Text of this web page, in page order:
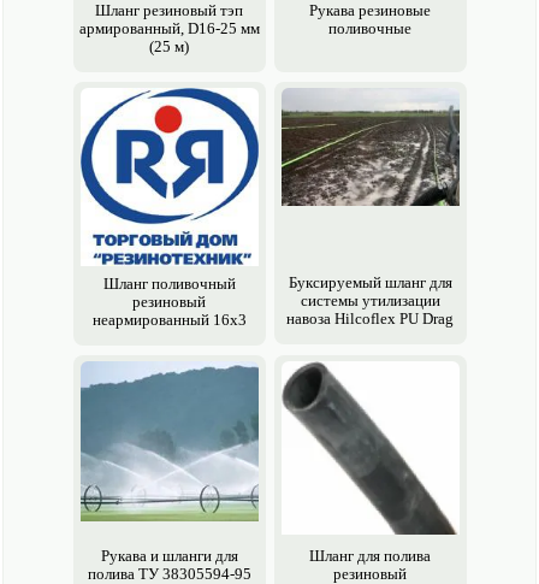
Шланг резиновый тэп
армированный, D16-25 мм
(25 м)
Рукава резиновые
поливочные
Шланг поливочный
резиновый
неармированный 16х3
Буксируемый шланг для
системы утилизации
навоза Hilcoflex PU Drag
Рукава и шланги для
полива ТУ 38305594-95
Шланг для полива
резиновый